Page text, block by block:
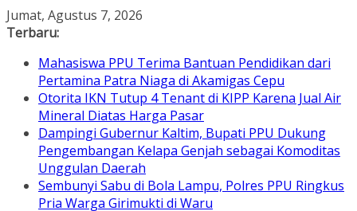
Skip
to
Jumat, Agustus 7, 2026
Terbaru:
Mahasiswa PPU Terima Bantuan Pendidikan dari
Pertamina Patra Niaga di Akamigas Cepu
Otorita IKN Tutup 4 Tenant di KIPP Karena Jual Air
Mineral Diatas Harga Pasar
Dampingi Gubernur Kaltim, Bupati PPU Dukung
Pengembangan Kelapa Genjah sebagai Komoditas
Unggulan Daerah
Sembunyi Sabu di Bola Lampu, Polres PPU Ringkus
Pria Warga Girimukti di Waru